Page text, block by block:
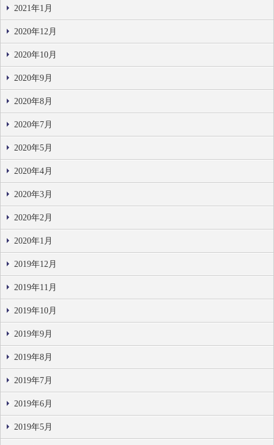
2021年1月
2020年12月
2020年10月
2020年9月
2020年8月
2020年7月
2020年5月
2020年4月
2020年3月
2020年2月
2020年1月
2019年12月
2019年11月
2019年10月
2019年9月
2019年8月
2019年7月
2019年6月
2019年5月